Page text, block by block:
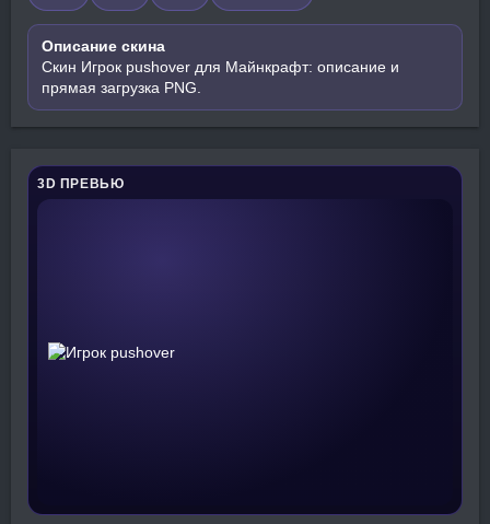
Описание скина
Скин Игрок pushover для Майнкрафт: описание и
прямая загрузка PNG.
3D ПРЕВЬЮ